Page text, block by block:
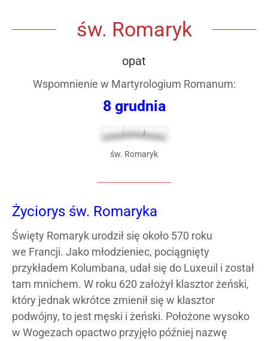
św. Romaryk
opat
Wspomnienie w Martyrologium Romanum:
8 grudnia
św. Romaryk
Życiorys św. Romaryka
Święty Romaryk urodził się około 570 roku
we Francji. Jako młodzieniec, pociągnięty
przykładem Kolumbana, udał się do Luxeuil i został
tam mnichem. W roku 620 założył klasztor żeński,
który jednak wkrótce zmienił się w klasztor
podwójny, to jest męski i żeński. Położone wysoko
w Wogezach opactwo przyjęło później nazwę